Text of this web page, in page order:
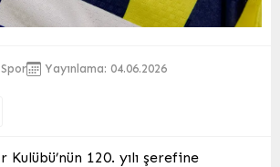
Spor Yayınlama: 04.06.2026
120. yılı şerefine